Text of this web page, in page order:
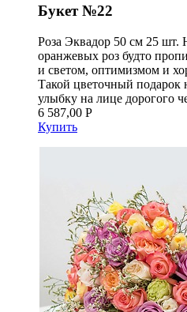
Букет №22
Роза Эквадор 50 см 25 шт.
оранжевых роз будто
и светом, оптимизмом и
Такой цветочный подарок
улыбку на лице дорогого
6 587,00 Р
Купить